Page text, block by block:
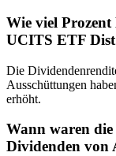
Wie viel
UCITS ETF
Die
Ausschüttungen
erhöht.
Wann waren
Dividenden von